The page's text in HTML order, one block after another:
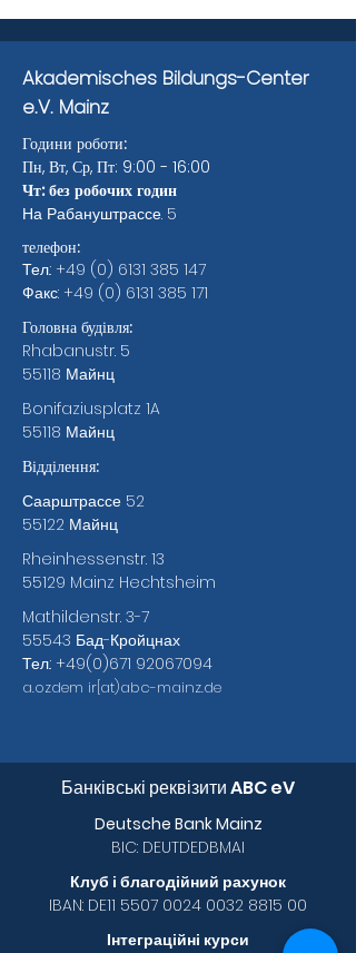
Akademisches Bildungs-Center
e.V. Mainz
Години роботи:
Пн, Вт, Ср, Пт: 9:00 - 16:00
Чт: без робочих годин
На Рабануштрассе. 5
телефон:
Тел.: +49 (0) 6131 385 147
Факс: +49 (0) 6131 385 171
Головна будівля:
Rhabanustr. 5
55118 Майнц
Bonifaziusplatz 1A
55118 Майнц
Відділення:
Саарштрассе 52
55122 Майнц
Rheinhessenstr. 13
55129 Mainz Hechtsheim
Mathildenstr. 3-7
55543 Бад-Кройцнах
Тел.: +49(0)671 92067094
a.ozdem ir[at)abc-mainz.de
Банківські реквізити ABC eV
Deutsche Bank Mainz
BIC: DEUTDEDBMAI
Клуб і благодійний рахунок
IBAN: DE11 5507 0024 0032 8815 00
Інтеграційні курси